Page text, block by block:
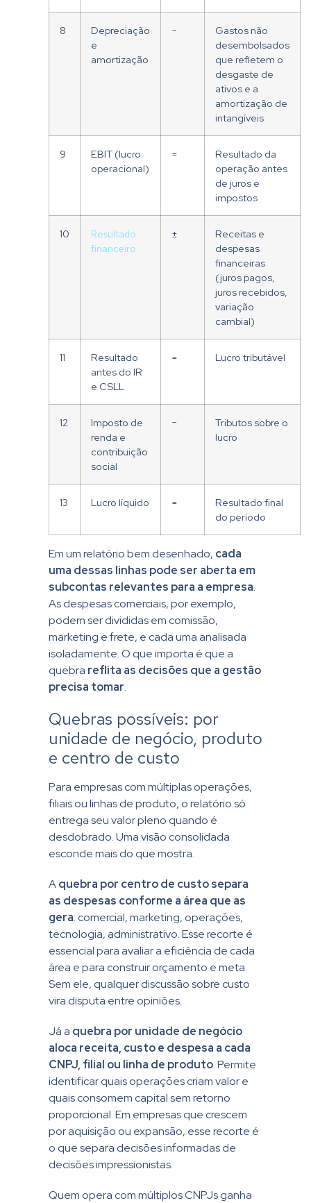
8
Depreciação
e
amortização
−
Gastos não
desembolsados
que refletem o
desgaste de
ativos e a
amortização de
intangíveis
9
EBIT (lucro
operacional)
=
Resultado da
operação antes
de juros e
impostos
10
Resultado
financeiro
±
Receitas e
despesas
financeiras
(juros pagos,
juros recebidos,
variação
cambial)
11
Resultado
antes do IR
e CSLL
= Lucro tributável
12
Imposto de
renda e
contribuição
social
−
Tributos sobre o
lucro
13 Lucro líquido =
Resultado final
do período
Em um relatório bem desenhado, cada
uma dessas linhas pode ser aberta em
subcontas relevantes para a empresa.
As despesas comerciais, por exemplo,
podem ser divididas em comissão,
marketing e frete, e cada uma analisada
isoladamente. O que importa é que a
quebra reflita as decisões que a gestão
precisa tomar.
Quebras possíveis: por
unidade de negócio, produto
e centro de custo
Para empresas com múltiplas operações,
filiais ou linhas de produto, o relatório só
entrega seu valor pleno quando é
desdobrado. Uma visão consolidada
esconde mais do que mostra.
Aquebra por centro de custo separa
as despesas conforme a área que as
gera: comercial, marketing, operações,
tecnologia, administrativo. Esse recorte é
essencial para avaliar a eficiência de cada
área e para construir orçamento e meta.
Sem ele, qualquer discussão sobre custo
vira disputa entre opiniões.
Já a quebra por unidade de negócio
aloca receita, custo e despesa a cada
CNPJ, filial ou linha de produto. Permite
identificar quais operações criam valor e
quais consomem capital sem retorno
proporcional. Em empresas que crescem
por aquisição ou expansão, esse recorte é
o que separa decisões informadas de
decisões impressionistas.
Quem opera com múltiplos CNPJs ganha